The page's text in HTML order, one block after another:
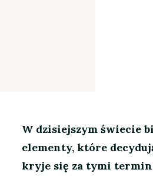
W dzisiejszym świecie
elementy, które
kryje się za tymi